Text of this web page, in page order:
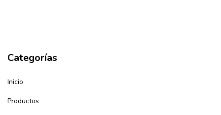
Categorías
Inicio
Productos